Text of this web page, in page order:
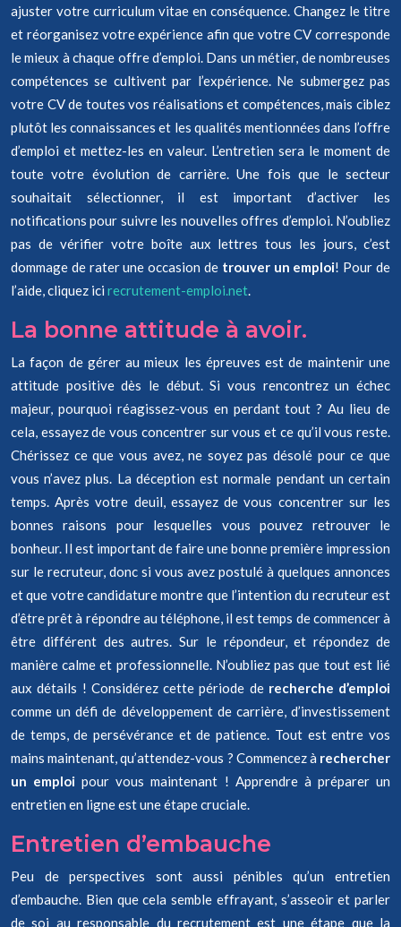
ajuster votre curriculum vitae en conséquence. Changez le titre
et réorganisez votre expérience afin que votre CV corresponde
le mieux à chaque offre d’emploi. Dans un métier, de nombreuses
compétences se cultivent par l’expérience. Ne submergez pas
votre CV de toutes vos réalisations et compétences, mais ciblez
plutôt les connaissances et les qualités mentionnées dans l’offre
d’emploi et mettez-les en valeur. L’entretien sera le moment de
toute votre évolution de carrière. Une fois que le secteur
souhaitait sélectionner, il est important d’activer les
notifications pour suivre les nouvelles offres d’emploi. N’oubliez
pas de vérifier votre boîte aux lettres tous les jours, c’est
dommage de rater une occasion de trouver un emploi! Pour de
l’aide, cliquez ici recrutement-emploi.net.
La bonne attitude à avoir.
La façon de gérer au mieux les épreuves est de maintenir une
attitude positive dès le début. Si vous rencontrez un échec
majeur, pourquoi réagissez-vous en perdant tout ? Au lieu de
cela, essayez de vous concentrer sur vous et ce qu’il vous reste.
Chérissez ce que vous avez, ne soyez pas désolé pour ce que
vous n’avez plus. La déception est normale pendant un certain
temps. Après votre deuil, essayez de vous concentrer sur les
bonnes raisons pour lesquelles vous pouvez retrouver le
bonheur. Il est important de faire une bonne première impression
sur le recruteur, donc si vous avez postulé à quelques annonces
et que votre candidature montre que l’intention du recruteur est
d’être prêt à répondre au téléphone, il est temps de commencer à
être différent des autres. Sur le répondeur, et répondez de
manière calme et professionnelle. N’oubliez pas que tout est lié
aux détails ! Considérez cette période de recherche d’emploi
comme un défi de développement de carrière, d’investissement
de temps, de persévérance et de patience. Tout est entre vos
mains maintenant, qu’attendez-vous ? Commencez à rechercher
un emploi pour vous maintenant ! Apprendre à préparer un
entretien en ligne est une étape cruciale.
Entretien d’embauche
Peu de perspectives sont aussi pénibles qu’un entretien
d’embauche. Bien que cela semble effrayant, s’asseoir et parler
de soi au responsable du recrutement est une étape que la